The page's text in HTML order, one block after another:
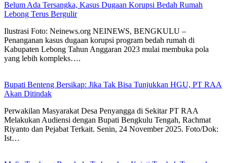
Belum Ada Tersangka, Kasus Dugaan Korupsi Bedah Rumah
Lebong Terus Bergulir
Ilustrasi Foto: Neinews.org NEINEWS, BENGKULU –
Penanganan kasus dugaan korupsi program bedah rumah di
Kabupaten Lebong Tahun Anggaran 2023 mulai membuka pola
yang lebih kompleks….
Bupati Benteng Bersikap: Jika Tak Bisa Tunjukkan HGU, PT RAA
Akan Ditindak
Perwakilan Masyarakat Desa Penyangga di Sekitar PT RAA
Melakukan Audiensi dengan Bupati Bengkulu Tengah, Rachmat
Riyanto dan Pejabat Terkait. Senin, 24 November 2025. Foto/Dok:
Ist…